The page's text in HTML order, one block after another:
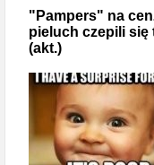
"Pampers" na
pieluch czepili się
(akt.)